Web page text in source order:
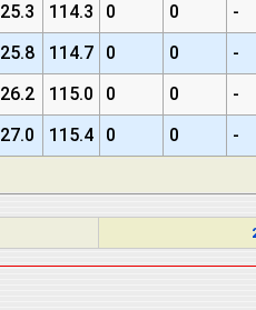
25.3 114.3 0 0
-
25.8 114.7 0 0
-
26.2 115.0 0 0
-
27.0 115.4 0 0 -